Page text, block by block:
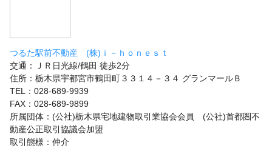
つるた駅前不動産 (株)ｉ－ｈｏｎｅｓｔ
交通：ＪＲ日光線/鶴田 徒歩2分
住所：栃木県宇都宮市鶴田町３３１４－３４ グランマールＢ
TEL：028-689-9939
FAX：028-689-9899
所属団体：(公社)栃木県宅地建物取引業協会会員 (公社)首都圏不
動産公正取引協議会加盟
取引態様：仲介